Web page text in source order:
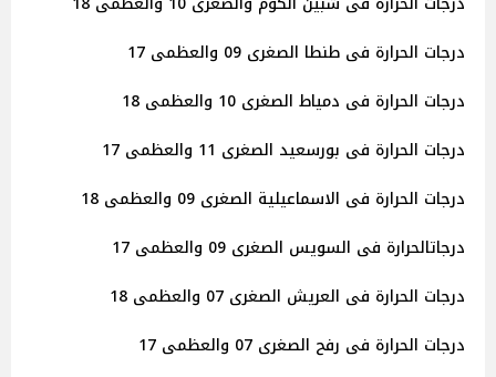
درجات الحرارة فى طنطا الصغرى 09 والعظمى 17
درجات الحرارة فى دمياط الصغرى 10 والعظمى 18
درجات الحرارة فى بورسعيد الصغرى 11 والعظمى 17
درجات الحرارة فى الاسماعيلية الصغرى 09 والعظمى 18
درجاتالحرارة فى السويس الصغرى 09 والعظمى 17
درجات الحرارة فى العريش الصغرى 07 والعظمى 18
درجات الحرارة فى رفح الصغرى 07 والعظمى 17